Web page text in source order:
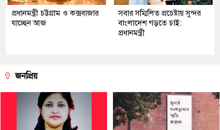
প্রধানমন্ত্রী চট্টগ্রাম ও কক্সবাজার
যাচ্ছেন আজ
সবার সম্মিলিত প্রচেষ্টায় সুন্দর
বাংলাদেশ গড়তে চাই:
প্রধানমন্ত্রী
জনপ্রিয়